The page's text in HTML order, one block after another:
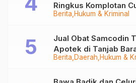
Berita Hukum & Kriminal
Ringkus Komplotan
Tungkal
Berita Daerah Hukum &
Jual Obat Samcodin
Apotek di Tanjab